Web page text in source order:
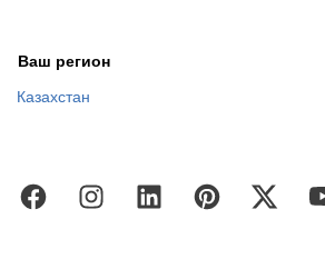
Ваш регион
Казахстан